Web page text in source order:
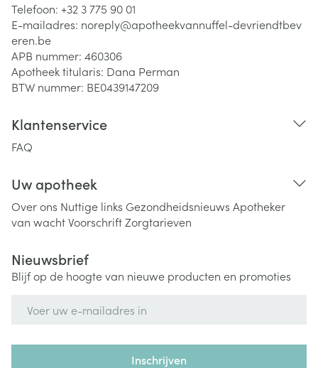
Telefoon: +32 3 775 90 01
E-mailadres: noreply@apotheekvannuffel-devriendtbev
eren.be
APB nummer: 460306
Apotheek titularis: Dana Perman
BTW nummer: BE0439147209
Klantenservice
FAQ
Uw apotheek
Over ons Nuttige links Gezondheidsnieuws Apotheker
van wachtVoorschriftZorgtarieven
Nieuwsbrief
Blijf op de hoogte van nieuwe producten en promoties
Inschrijven